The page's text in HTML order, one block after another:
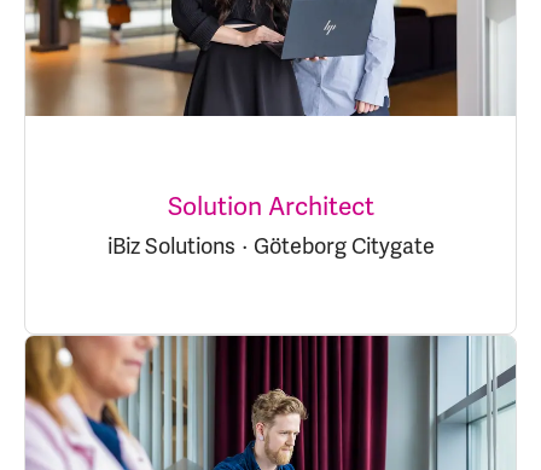
Solution Architect
iBiz Solutions · Göteborg Citygate